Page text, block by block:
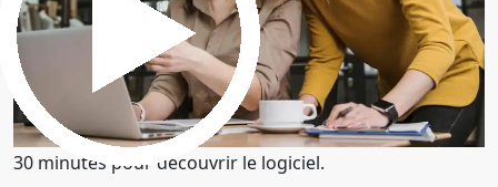
Obtenez une démo
30 minutes pour découvrir le logiciel.